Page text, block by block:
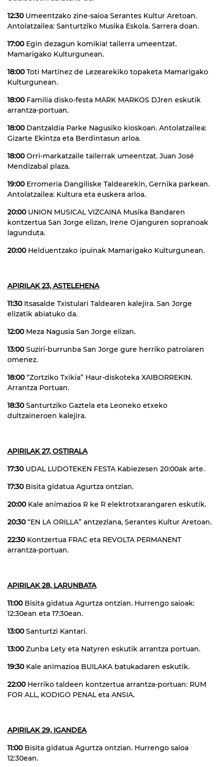
12:30Umeentzako zine-saioa Serantes Kultur Aretoan.
Antolatzailea: Santurtziko Musika Eskola. Sarrera doan.
17:00Egin dezagun komikia! tailerra umeentzat.
Mamarigako Kulturgunean.
18:00Toti Martínez de Lezearekiko topaketa Mamarigako
Kulturgunean.
18:00Familia disko-festa MARK MARKOS DJren eskutik
arrantza-portuan.
18:00Dantzaldia Parke Nagusiko kioskoan. Antolatzailea:
Gizarte Ekintza eta Berdintasun arloa.
18:00Orri-markatzaile tailerrak umeentzat. Juan José
Mendizabal plaza.
19:00Erromeria Dangiliske Taldearekin, Gernika parkean.
Antolatzailea: Kultura eta euskera arloa.
20:00UNION MUSICAL VIZCAINA Musika Bandaren
kontzertua San Jorge elizan, Irene Ojanguren sopranoak
lagunduta.
20:00Helduentzako ipuinak Mamarigako Kulturgunean.
APIRILAK 23, ASTELEHENA
11:30Itsasalde Txistulari Taldearen kalejira. San Jorge
elizatik abiatuko da.
12:00Meza Nagusia San Jorge elizan.
13:00Suziri-burrunba San Jorge gure herriko patroiaren
omenez.
18:00“Zortziko Txikia” Haur-diskoteka XAIBORREKIN.
Arrantza Portuan.
18:30Santurtziko Gaztela eta Leoneko etxeko
dultzaineroen kalejira.
APIRILAK 27, OSTIRALA
17:30UDAL LUDOTEKEN FESTA Kabiezesen 20:00ak arte.
17:30Bisita gidatua Agurtza ontzian.
20:00Kale animazioa R ke R elektrotxarangaren eskutik.
20:30“EN LA ORILLA” antzezlana, Serantes Kultur Aretoan.
22:30Kontzertua FRAC eta REVOLTA PERMANENT
arrantza-portuan.
APIRILAK 28, LARUNBATA
11:00Bisita gidatua Agurtza ontzian. Hurrengo saioak:
12:30ean eta 17:30ean.
13:00Santurtzi Kantari.
13:00Zunba Lety eta Natyren eskutik arrantza portuan.
19:30Kale animazioa BUILAKA batukadaren eskutik.
22:00Herriko taldeen kontzertua arrantza-portuan: RUM
FOR ALL, KODIGO PENAL eta ANSIA.
APIRILAK 29, IGANDEA
11:00Bisita gidatua Agurtza ontzian. Hurrengo saioa
12:30ean.